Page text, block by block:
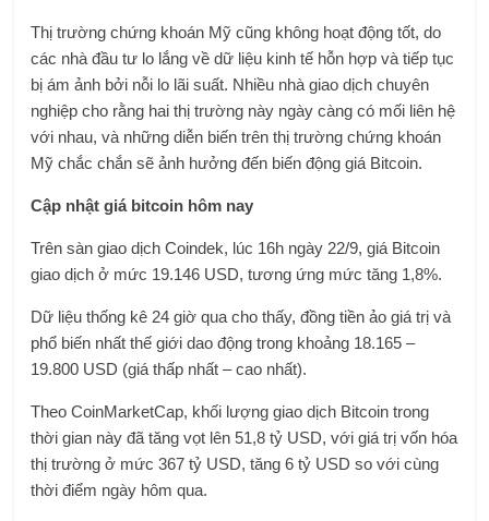
Thị trường chứng khoán Mỹ cũng không hoạt động tốt, do
các nhà đầu tư lo lắng về dữ liệu kinh tế hỗn hợp và tiếp tục
bị ám ảnh bởi nỗi lo lãi suất. Nhiều nhà giao dịch chuyên
nghiệp cho rằng hai thị trường này ngày càng có mối liên hệ
với nhau, và những diễn biến trên thị trường chứng khoán
Mỹ chắc chắn sẽ ảnh hưởng đến biến động giá Bitcoin.
Cập nhật giá bitcoin hôm nay
Trên sàn giao dịch Coindek, lúc 16h ngày 22/9, giá Bitcoin
giao dịch ở mức 19.146 USD, tương ứng mức tăng 1,8%.
Dữ liệu thống kê 24 giờ qua cho thấy, đồng tiền ảo giá trị và
phổ biến nhất thế giới dao động trong khoảng 18.165 –
19.800 USD (giá thấp nhất – cao nhất).
Theo CoinMarketCap, khối lượng giao dịch Bitcoin trong
thời gian này đã tăng vọt lên 51,8 tỷ USD, với giá trị vốn hóa
thị trường ở mức 367 tỷ USD, tăng 6 tỷ USD so với cùng
thời điểm ngày hôm qua.